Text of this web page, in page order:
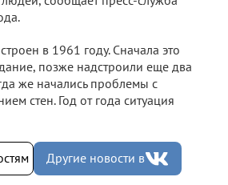
в 1961 году. Сначала это
позже надстроили еще два
же начались проблемы с
стен. Год от года ситуация
Другие новости в